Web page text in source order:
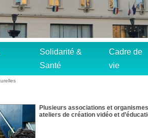
Solidarité &
Santé
Cadre de
vie
Plusieurs associations et
ateliers de création vidéo et